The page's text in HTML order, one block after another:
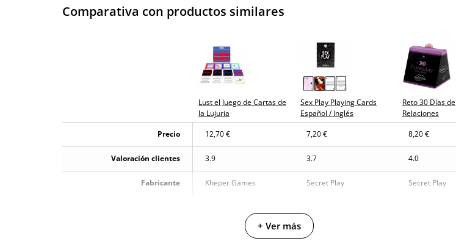
Comparativa con productos similares
Lust el Juego de Cartas de
la Lujuria
Sex Play Playing Cards
Español / Inglés
Reto 30 Días de
Relaciones
Precio
12,70 € 7,20 € 8,20 €
Valoración clientes 3.9 3.7 4.0
Fabricante Kheper Games Secret Play Secret Play
+ Ver más